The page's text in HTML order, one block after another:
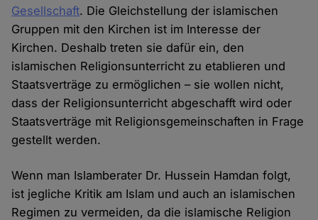
Gesellschaft. Die Gleichstellung der islamischen
Gruppen mit den Kirchen ist im Interesse der
Kirchen. Deshalb treten sie dafür ein, den
islamischen Religionsunterricht zu etablieren und
Staatsverträge zu ermöglichen – sie wollen nicht,
dass der Religionsunterricht abgeschafft wird oder
Staatsverträge mit Religionsgemeinschaften in Frage
gestellt werden.
Wenn man Islamberater Dr. Hussein Hamdan folgt,
ist jegliche Kritik am Islam und auch an islamischen
Regimen zu vermeiden, da die islamische Religion